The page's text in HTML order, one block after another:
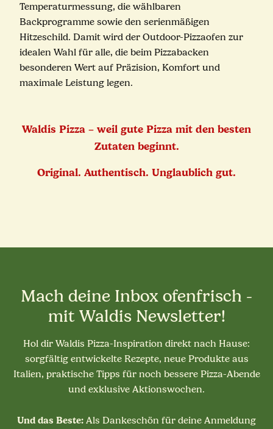
Temperaturmessung, die wählbaren
Backprogramme sowie den serienmäßigen
Hitzeschild. Damit wird der Outdoor-Pizzaofen zur
idealen Wahl für alle, die beim Pizzabacken
besonderen Wert auf Präzision, Komfort und
maximale Leistung legen.
Waldis Pizza – weil gute Pizza mit den besten
Zutaten beginnt.
Original. Authentisch. Unglaublich gut.
Mach deine Inbox ofenfrisch -
mit Waldis Newsletter!
Hol dir Waldis Pizza-Inspiration direkt nach Hause:
sorgfältig entwickelte Rezepte, neue Produkte aus
Italien, praktische Tipps für noch bessere Pizza-Abende
und exklusive Aktionswochen.
Und das Beste: Als Dankeschön für deine Anmeldung